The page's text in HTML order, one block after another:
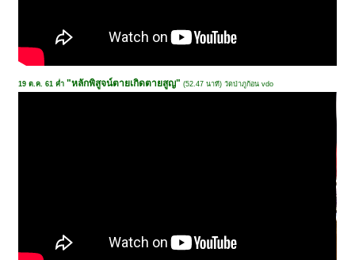
19 ต.ค. 61 ค่ำ "หลักพิสูจน์ตายเกิดตายสูญ" (52.47 นาที) วัดป่าภูก้อน vdo